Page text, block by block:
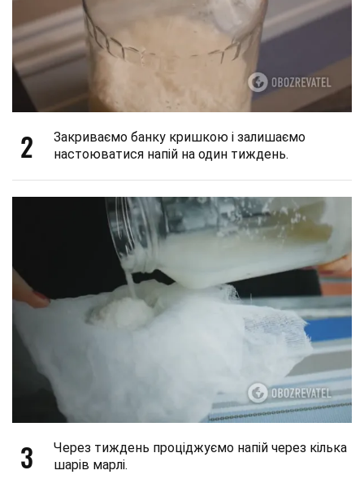
2
Закриваємо банку кришкою і залишаємо
настоюватися напій на один тиждень.
3
Через тиждень проціджуємо напій через кілька
шарів марлі.